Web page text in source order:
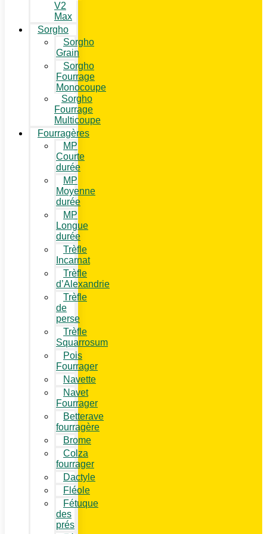
V2
Max
Sorgho
Sorgho
Grain
Sorgho
Fourrage
Monocoupe
Sorgho
Fourrage
Multicoupe
Fourragères
MP
Courte
durée
MP
Moyenne
durée
MP
Longue
durée
Trèfle
Incarnat
Trèfle
d’Alexandrie
Trèfle
de
perse
Trèfle
Squarrosum
Pois
Fourrager
Navette
Navet
Fourrager
Betterave
fourragère
Brome
Colza
fourrager
Dactyle
Fléole
Fétuque
des
prés